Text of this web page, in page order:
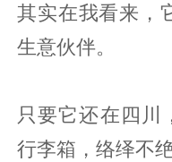
其实在我看来，
生意伙伴。
只要它还在四川
行李箱，络绎不绝